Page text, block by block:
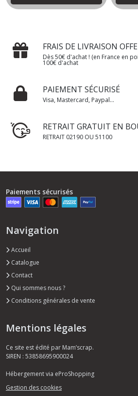
FRAIS DE LIVRAISON
Dès 50€ d'achat ! (en France en
100€ d'achat
PAIEMENT SÉCURISÉ
Visa, Mastercard, Paypal...
RETRAIT GRATUIT EN
RETRAIT 02190 OU 51100
Paiements sécurisés
Navigation
Accueil
Catalogue
Contact
Qui sommes nous ?
Conditions générales de vente
Mentions légales
Ce site est édité par Mam’scrap.
SIREN : 53858695900024
Hébergement via eProShopping
Gestion des cookies